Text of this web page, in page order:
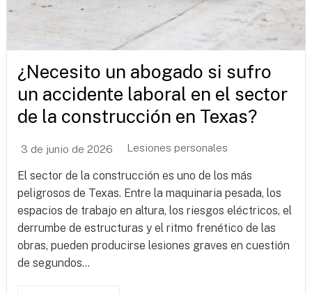
¿Necesito un abogado si sufro
un accidente laboral en el sector
de la construcción en Texas?
3 de junio de 2026 Lesiones personales
El sector de la construcción es uno de los más
peligrosos de Texas. Entre la maquinaria pesada, los
espacios de trabajo en altura, los riesgos eléctricos, el
derrumbe de estructuras y el ritmo frenético de las
obras, pueden producirse lesiones graves en cuestión
de segundos...